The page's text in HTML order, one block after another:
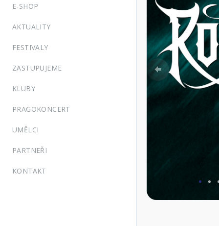
E-SHOP
AKTUALITY
FESTIVALY
ZASTUPUJEME
KLUBY
PRAGOKONCERT
UMĚLCI
PARTNEŘI
KONTAKT
Previous